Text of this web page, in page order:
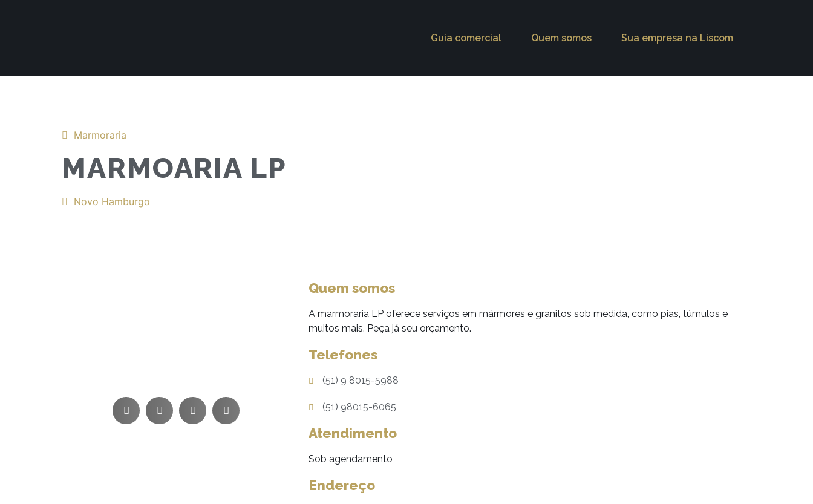
Guia comercial Quem somos Sua empresa na Liscom
Marmoraria
MARMOARIA LP
Novo Hamburgo
Quem somos
A marmoraria LP oferece serviços em mármores e granitos sob medida, como pias, túmulos e
muitos mais. Peça já seu orçamento.
Telefones
(51) 9 8015-5988
(51) 98015-6065
Atendimento
Sob agendamento
Endereço